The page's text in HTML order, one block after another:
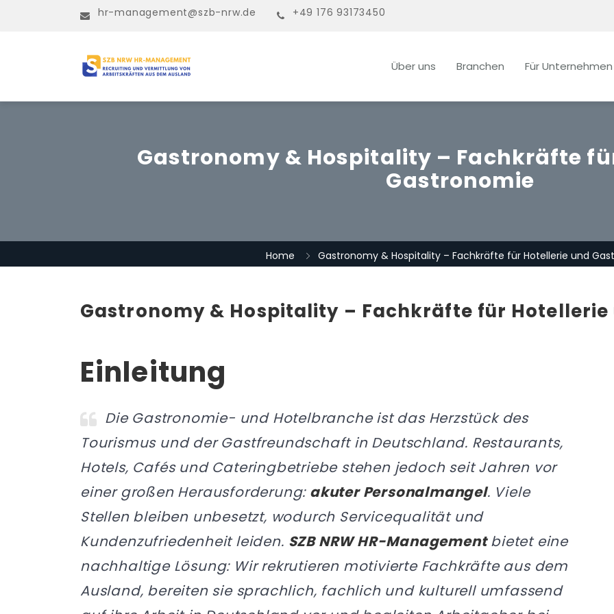
hr-management@szb-nrw.de +49 176 93173450
Über uns Branchen Für Unternehmen
Gastronomy & Hospitality – Fachkräfte
Gastronomie
Home Gastronomy & Hospitality – Fachkräfte für Hotellerie und
Gastronomy & Hospitality – Fachkräfte für
Einleitung
Die Gastronomie- und Hotelbranche ist das Herzstück des
Tourismus und der Gastfreundschaft in Deutschland. Restaurants,
Hotels, Cafés und Cateringbetriebe stehen jedoch seit Jahren vor
einer großen Herausforderung: akuter Personalmangel. Viele
Stellen bleiben unbesetzt, wodurch Servicequalität und
Kundenzufriedenheit leiden. SZB NRW HR-Managementbietet eine
nachhaltige Lösung: Wir rekrutieren motivierte Fachkräfte aus dem
Ausland, bereiten sie sprachlich, fachlich und kulturell umfassend